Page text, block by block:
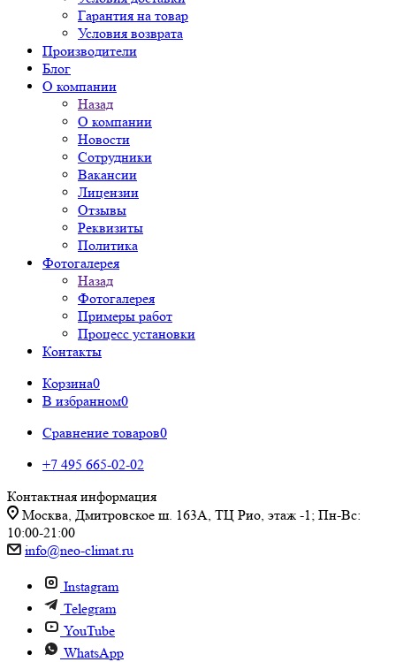
Гарантия на товар
Условия возврата
Производители
Блог
О компании
Назад
О компании
Новости
Сотрудники
Вакансии
Лицензии
Отзывы
Реквизиты
Политика
Фотогалерея
Назад
Фотогалерея
Примеры работ
Процесс установки
Контакты
Корзина0
В избранном0
Сравнение товаров0
+7 495 665-02-02
Контактная информация
Москва, Дмитровское ш. 163А, ТЦ Рио, этаж -1; Пн-Вс:
10:00-21:00
info@neo-climat.ru
Instagram
Telegram
YouTube
WhatsApp